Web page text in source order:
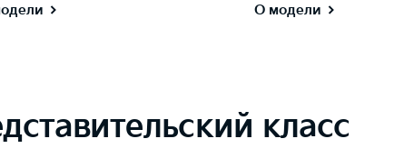
О модели
класс